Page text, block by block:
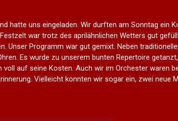
hatte uns eingeladen. Wir durften am Sonntag ein
war trotz des aprilähnlichen Wetters gut
Unser Programm war gut gemixt. Neben
Es wurde zu unserem bunten Repertoire
auf seine Kosten. Auch wir im Orchester waren
Vielleicht konnten wir sogar ein, zwei neue